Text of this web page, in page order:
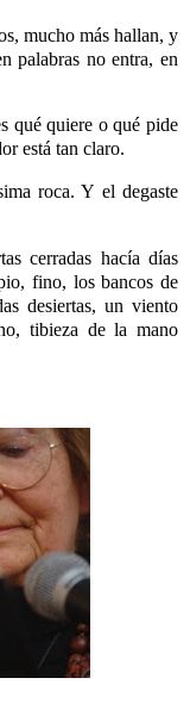
mucho más hallan, y
palabras no entra, en
qué quiere o qué pide
está tan claro.
roca. Y el degaste
cerradas hacía días
fino, los bancos de
desiertas, un viento
tibieza de la mano